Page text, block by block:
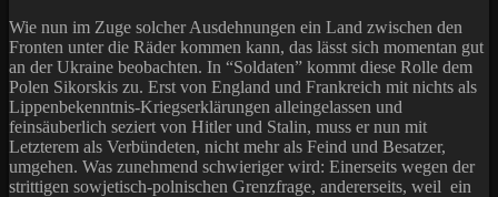
Wie nun im Zuge solcher Ausdehnungen ein Land zwischen den
Fronten unter die Räder kommen kann, das lässt sich momentan gut
an der Ukraine beobachten. In “Soldaten” kommt diese Rolle dem
Polen Sikorskis zu. Erst von England und Frankreich mit nichts als
Lippenbekenntnis-Kriegserklärungen alleingelassen und
feinsäuberlich seziert von Hitler und Stalin, muss er nun mit
Letzterem als Verbündeten, nicht mehr als Feind und Besatzer,
umgehen. Was zunehmend schwieriger wird: Einerseits wegen der
strittigen sowjetisch-polnischen Grenzfrage, andererseits, weil ein